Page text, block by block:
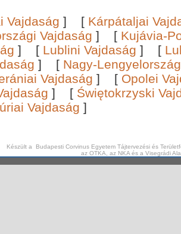
Vajdaság ] [ Kárpátaljai
Vajdaság ] [ Kujávia-
] [ Lublini Vajdaság ] [
] [ Nagy-
Vajdaság ] [ Opolei
] [ Świętokrzyski
Vajdaság ]
Készült a Budapesti Corvinus Egyetem Tájtervezési és
az OTKA, az NKA és a Visegrádi